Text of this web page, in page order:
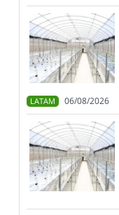
LATAM 06/08/2026